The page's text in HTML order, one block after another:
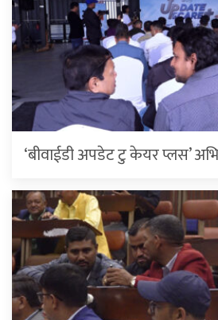
‘बीवाईडी अपडेट टु केयर प्लस’